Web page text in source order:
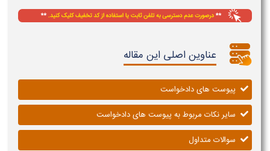
عناوین اصلی این مقاله
پیوست های دادخواست
سایر نکات مربوط به پیوست های دادخواست
سوالات متداول